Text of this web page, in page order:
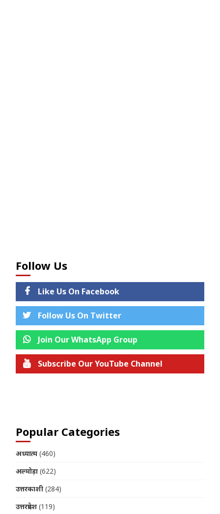
Follow Us
Like Us On Facebook
Follow Us On Twitter
Join Our WhatsApp Group
Subscribe Our YouTube Channel
Popular Categories
अध्यात्म (460)
अल्मोड़ा (622)
उत्तरकाशी (284)
उत्तरप्रदेश (119)